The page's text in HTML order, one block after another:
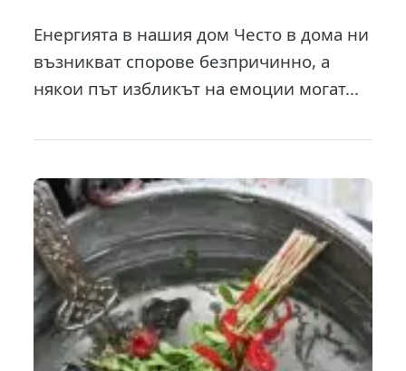
Енергията в нашия дом Често в дома ни
възникват спорове безпричинно, а
някои път избликът на емоции могат...